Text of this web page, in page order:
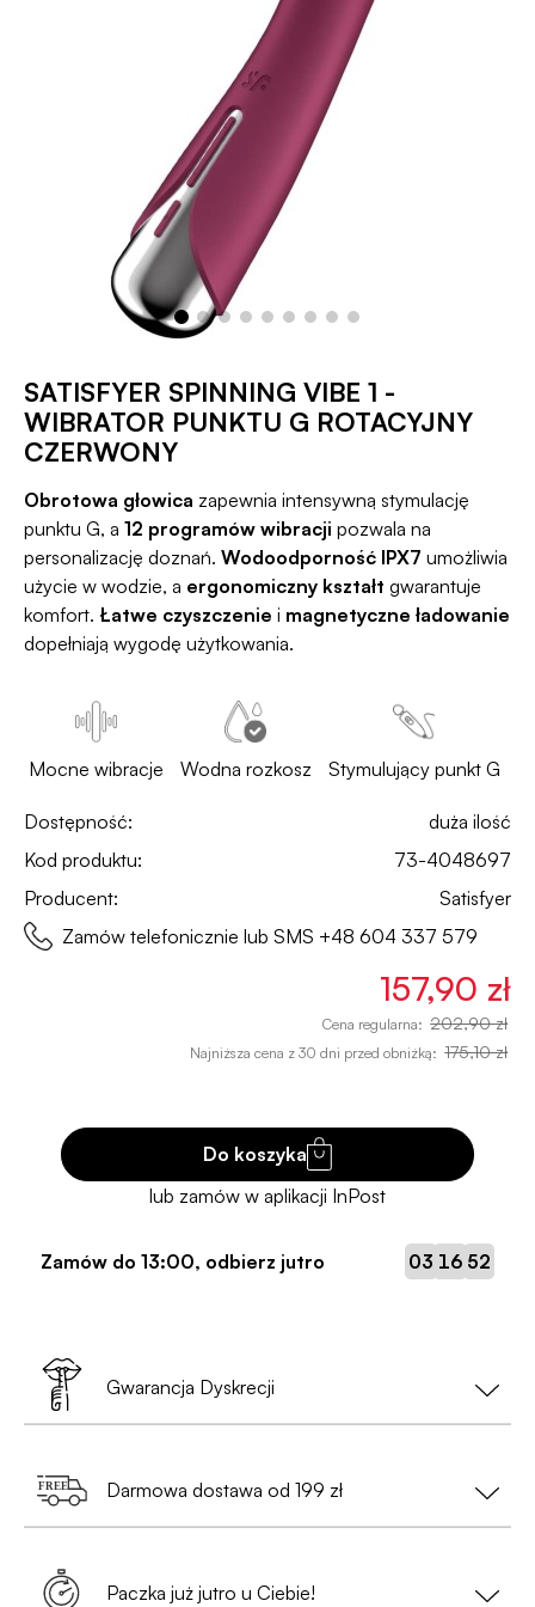
SATISFYER SPINNING VIBE 1 -
WIBRATOR PUNKTU G ROTACYJNY
CZERWONY
Obrotowa głowica zapewnia intensywną stymulację
punktu G, a 12 programów wibracji pozwala na
personalizację doznań. Wodoodporność IPX7 umożliwia
użycie w wodzie, a ergonomiczny kształt gwarantuje
komfort. Łatwe czyszczenie i magnetyczne ładowanie
dopełniają wygodę użytkowania.
Mocne wibracje Wodna rozkosz Stymulujący punkt G
Dostępność:
duża ilość
Kod produktu:
73-4048697
Producent:
Satisfyer
Zamów telefonicznie lub SMS +48 604 337 579
157,90 zł
Cena regularna: 202,90 zł
Najniższa cena z 30 dni przed obniżką: 175,10 zł
Do koszyka
Zamów do 13:00, odbierz jutro 03: 16: 51
Gwarancja Dyskrecji
•
Darmowa dostawa od 199 zł
dostawą
. Szybko, wygodnie i bez
Paczka już jutro u Ciebie!